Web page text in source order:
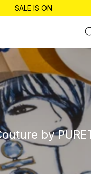
SALE IS ON
by